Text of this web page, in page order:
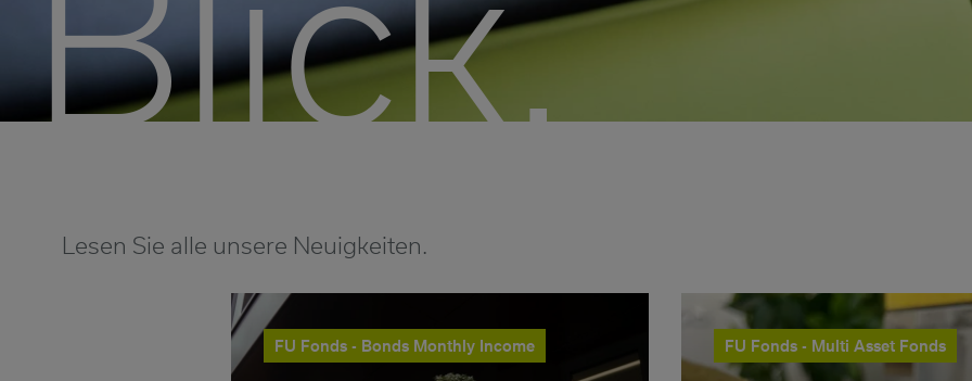
Lesen Sie alle unsere Neuigkeiten.
FU Fonds - Bonds Monthly Income FU Fonds - Multi Asset Fonds